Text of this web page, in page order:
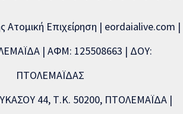
Ατομική Επιχείρηση | eordaialive.com |
| ΑΦΜ: 125508663 | ΔΟΥ:
ΠΤΟΛΕΜΑΪΔΑΣ
44, Τ.Κ. 50200, ΠΤΟΛΕΜΑΪΔΑ |